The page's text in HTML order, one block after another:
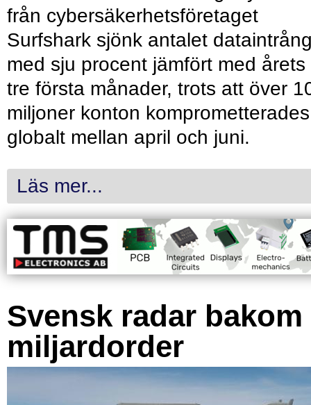
från cybersäkerhetsföretaget
Surfshark sjönk antalet
med sju procent jämfört med årets
tre första månader, trots att över
miljoner konton komprometterades
globalt mellan april och juni.
Läs mer...
Svensk radar bakom
miljardorder